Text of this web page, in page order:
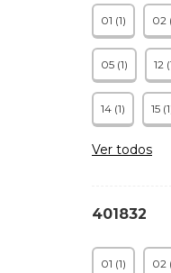
01 (1) 02
05 (1) 12
14 (1) 15
Ver todos
401832
01 (1) 02